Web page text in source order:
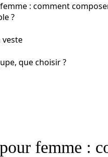
: comment
?
veste
que choisir ?
femme :